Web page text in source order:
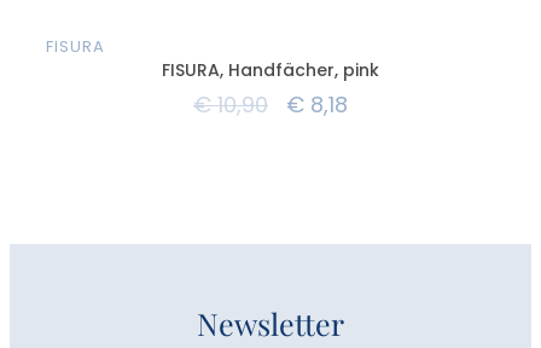
FISURA
FISURA, Handfächer, pink
€10,90 € 8,18
Newsletter